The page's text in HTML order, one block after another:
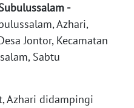
-
Azhari,
Jontor, Kecamatan
Sabtu
Azhari didampingi